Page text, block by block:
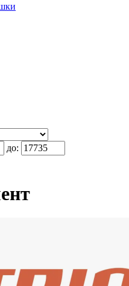
до: